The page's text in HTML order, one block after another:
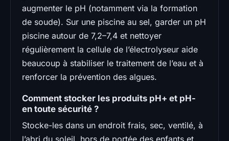
augmenter le pH (notamment via la formation
de soude). Sur une piscine au sel, garder un pH
piscine autour de 7,2–7,4 et nettoyer
régulièrement la cellule de l’électrolyseur aide
beaucoup à stabiliser le traitement de l’eau et à
renforcer la prévention des algues.
Comment stocker les produits pH+ et pH-
en toute sécurité ?
Stocke-les dans un endroit frais, sec, ventilé, à
l’abri du soleil, hors de portée des enfants et